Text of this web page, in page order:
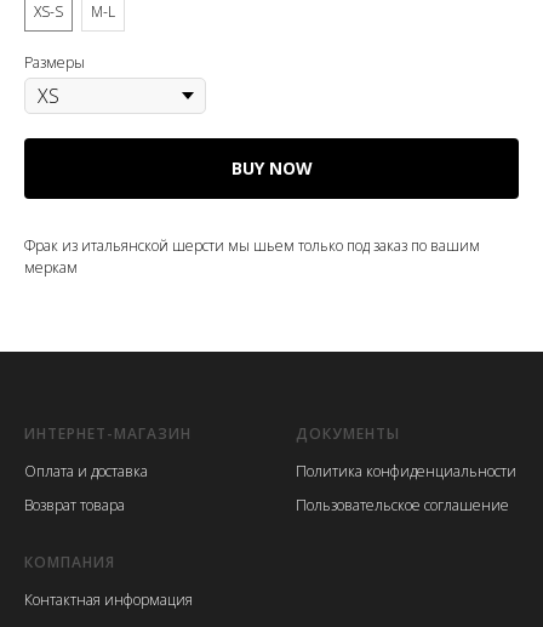
XS-S
M-L
Размеры
BUY NOW
Фрак из итальянской шерсти мы шьем только под заказ по вашим
меркам
ИНТЕРНЕТ-МАГАЗИН
Оплата и доставка
Возврат товара
ДОКУМЕНТЫ
Политика конфиденциальности
Пользовательское соглашение
КОМПАНИЯ
Контактная информация